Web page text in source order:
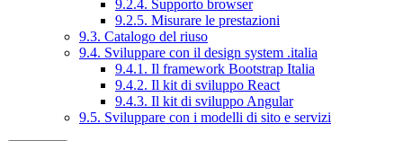
9.2.4. Supporto browser
9.2.5. Misurare le prestazioni
9.3. Catalogo del riuso
9.4. Sviluppare con il design system .italia
9.4.1. Il framework Bootstrap Italia
9.4.2. Il kit di sviluppo React
9.4.3. Il kit di sviluppo Angular
9.5. Sviluppare con i modelli di sito e servizi